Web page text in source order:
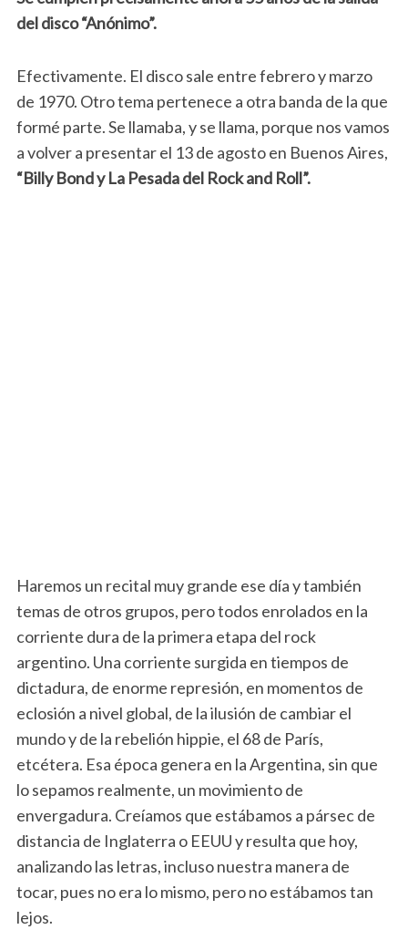
del disco “Anónimo”.
Efectivamente. El disco sale entre febrero y marzo
de 1970. Otro tema pertenece a otra banda de la que
formé parte. Se llamaba, y se llama, porque nos vamos
a volver a presentar el 13 de agosto en Buenos Aires,
“Billy Bond y La Pesada del Rock and Roll”.
Haremos un recital muy grande ese día y también
temas de otros grupos, pero todos enrolados en la
corriente dura de la primera etapa del rock
argentino. Una corriente surgida en tiempos de
dictadura, de enorme represión, en momentos de
eclosión a nivel global, de la ilusión de cambiar el
mundo y de la rebelión hippie, el 68 de París,
etcétera. Esa época genera en la Argentina, sin que
lo sepamos realmente, un movimiento de
envergadura. Creíamos que estábamos a pársec de
distancia de Inglaterra o EEUU y resulta que hoy,
analizando las letras, incluso nuestra manera de
tocar, pues no era lo mismo, pero no estábamos tan
lejos.